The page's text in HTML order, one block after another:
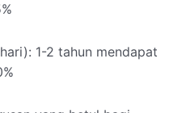
1-2 tahun mendapat